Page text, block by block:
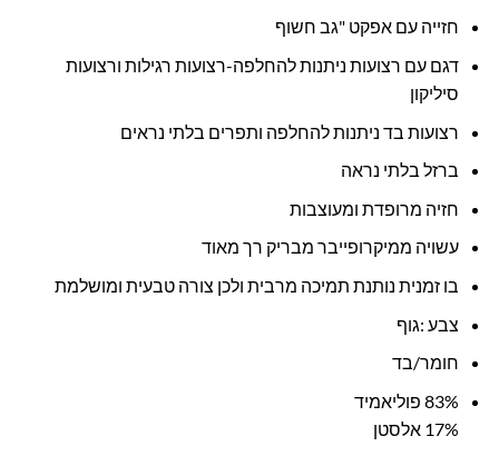
חזייה עם אפקט "גב חשוף
דגם עם רצועות ניתנות להחלפה-רצועות רגילות ורצועות
סיליקון
רצועות בד ניתנות להחלפה ותפרים בלתי נראים
ברזל בלתי נראה
חזיה מרופדת ומעוצבות
עשויה ממיקרופייבר מבריק רך מאוד
בו זמנית נותנת תמיכה מרבית ולכן צורה טבעית ומושלמת
צבע :גוף
חומר/בד
83% פוליאמיד
17% אלסטן